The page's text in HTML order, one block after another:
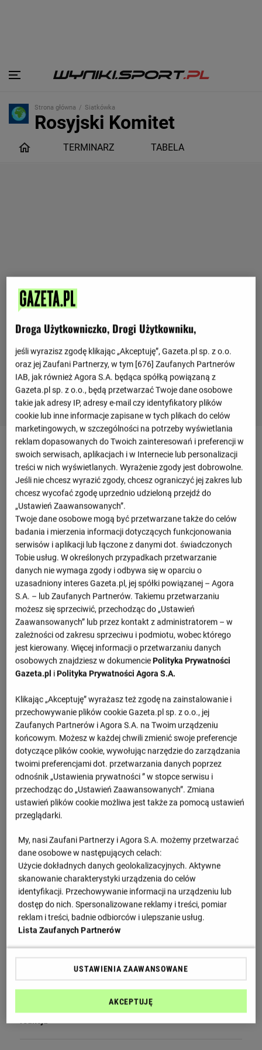
Strona główna Siatkówka
Rosyjski Komitet
Olimpijski
TERMINARZ TABELA
Przepraszamy, brak danych.
Przepraszamy, brak danych.
M Sety PKT
Zobacz więcej
Najciekawsze wiadomości
Wielka impreza siatkarska wraca do Polski! Czekaliśmy na
to osiem lat
Głośny apel Fornala do ministerstwa. Błyskawiczna
reakcja
Droga Użytkowniczko, Drogi Użytkowniku,
jeśli wyrazisz zgodę klikając „Akceptuję”, Gazeta.pl sp. z o.o.
oraz jej Zaufani Partnerzy, w tym [676] Zaufanych Partnerów
IAB, jak również Agora S.A. będąca spółką powiązaną z
Gazeta.pl sp. z o.o., będą przetwarzać Twoje dane osobowe
takie jak adresy IP, adresy e-mail czy identyfikatory plików
cookie lub inne informacje zapisane w tych plikach do celów
marketingowych, w szczególności na potrzeby wyświetlania
reklam dopasowanych do Twoich zainteresowań i preferencji w
swoich serwisach, aplikacjach i w Internecie lub personalizacji
treści w nich wyświetlanych. Wyrażenie zgody jest dobrowolne.
Jeśli nie chcesz wyrazić zgody, chcesz ograniczyć jej zakres lub
chcesz wycofać zgodę uprzednio udzieloną przejdź do
„Ustawień Zaawansowanych”.
Twoje dane osobowe mogą być przetwarzane także do celów
badania i mierzenia informacji dotyczących funkcjonowania
serwisów i aplikacji lub łączone z danymi dot. świadczonych
Tobie usług. W określonych przypadkach przetwarzanie
danych nie wymaga zgody i odbywa się w oparciu o
uzasadniony interes Gazeta.pl, jej spółki powiązanej – Agora
S.A. – lub Zaufanych Partnerów. Takiemu przetwarzaniu
możesz się sprzeciwić, przechodząc do „Ustawień
Zaawansowanych” lub przez kontakt z administratorem – w
zależności od zakresu sprzeciwu i podmiotu, wobec którego
jest kierowany. Więcej informacji o przetwarzaniu danych
osobowych znajdziesz w dokumenciePolityka Prywatności
Gazeta.pl iPolityka Prywatności Agora S.A.
Klikając „Akceptuję” wyrażasz też zgodę na zainstalowanie i
przechowywanie plików cookie Gazeta.pl sp. z o.o., jej
Zaufanych Partnerów i Agora S.A. na Twoim urządzeniu
końcowym. Możesz w każdej chwili zmienić swoje preferencje
dotyczące plików cookie, wywołując narzędzie do zarządzania
twoimi preferencjami dot. przetwarzania danych poprzez
odnośnik „Ustawienia prywatności ” w stopce serwisu i
przechodząc do „Ustawień Zaawansowanych”. Zmiana
ustawień plików cookie możliwa jest także za pomocą ustawień
przeglądarki.
My, nasi Zaufani Partnerzy i Agora S.A. możemy przetwarzać
dane osobowe w następujących celach:
Użycie dokładnych danych geolokalizacyjnych. Aktywne
skanowanie charakterystyki urządzenia do celów
identyfikacji. Przechowywanie informacji na urządzeniu lub
dostęp do nich. Spersonalizowane reklamy i treści, pomiar
reklam i treści, badnie odbiorców i ulepszanie usług.
Lista Zaufanych Partnerów
USTAWIENIA ZAAWANSOWANE
AKCEPTUJĘ